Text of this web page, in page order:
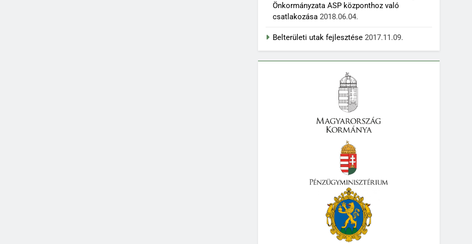
Önkormányzata ASP központhoz való
csatlakozása 2018.06.04.
Belterületi utak fejlesztése 2017.11.09.